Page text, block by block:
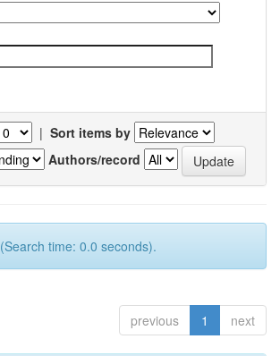
| Sort items by
Authors/record
time: 0.0 seconds).
previous 1 next